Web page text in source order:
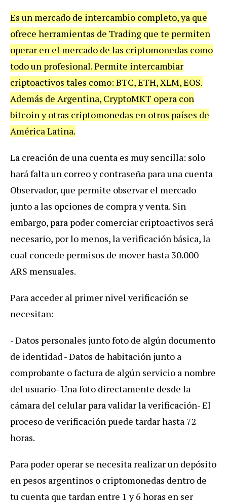
Es un mercado de intercambio completo, ya que
ofrece herramientas de Trading que te permiten
operar en el mercado de las criptomonedas como
todo un profesional. Permite intercambiar
criptoactivos tales como: BTC, ETH, XLM, EOS.
Además de Argentina, CryptoMKT opera con
bitcoin y otras criptomonedas en otros países de
América Latina.
La creación de una cuenta es muy sencilla: solo
hará falta un correo y contraseña para una cuenta
Observador, que permite observar el mercado
junto a las opciones de compra y venta. Sin
embargo, para poder comerciar criptoactivos será
necesario, por lo menos, la verificación básica, la
cual concede permisos de mover hasta 30.000
ARS mensuales.
Para acceder al primer nivel verificación se
necesitan:
- Datos personales junto foto de algún documento
de identidad- Datos de habitación junto a
comprobante o factura de algún servicio a nombre
del usuario- Una foto directamente desde la
cámara del celular para validar la verificación- El
proceso de verificación puede tardar hasta 72
horas.
Para poder operar se necesita realizar un depósito
en pesos argentinos o criptomonedas dentro de
tu cuenta que tardan entre 1 y 6 horas en ser